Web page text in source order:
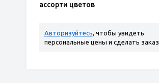
ассорти цветов
Авторизуйтесь, чтобы увидеть
персональные цены и сделать заказ